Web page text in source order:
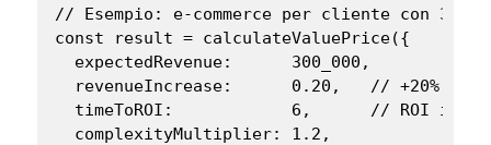
// Esempio: e-commerce per cliente con
const result = calculateValuePrice({
  expectedRevenue:      300_000,
revenueIncrease:      0.20,   // +20%
timeToROI:            6,      // ROI in 6
  complexityMultiplier: 1.2,